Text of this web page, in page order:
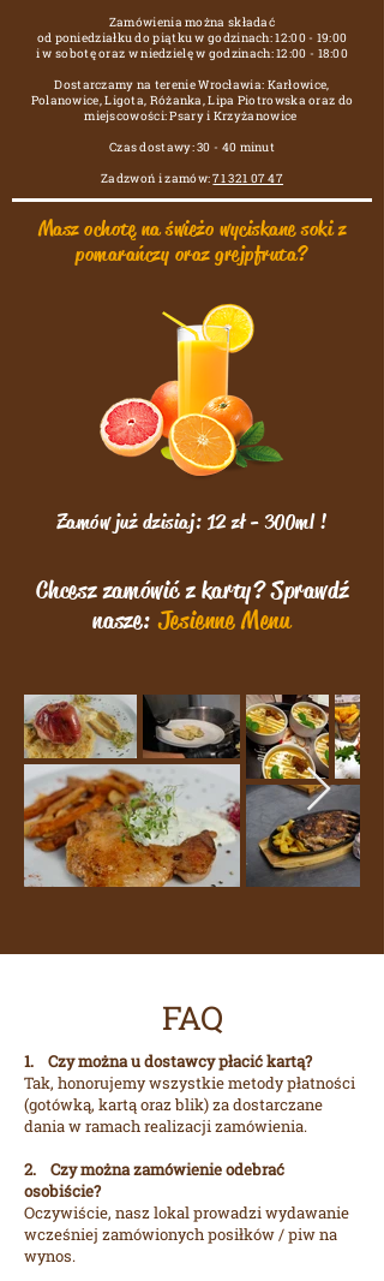
Zamówienia można składać
od poniedziałku do piątku w godzinach: 12:00 - 19:00
i w sobotę oraz w niedzielę w godzinach: 12:00 - 18:00
Dostarczamy na terenie Wrocławia: Karłowice,
Polanowice, Ligota, Różanka, Lipa Piotrowska oraz do
miejscowości: Psary i Krzyżanowice
Czas dostawy: 30 - 40 minut
Zadzwońi zamów:71 321 07 47
Masz ochotę na świeżo wyciskane soki z
pomarańczy oraz grejpfruta?
Zamów już dzisiaj: 12 zł - 300ml !
Chcesz zamówić z karty? Sprawdź
nasze:Jesienne Menu
FAQ
1. Czy można u dostawcy płacić kartą?
Tak, honorujemy wszystkie metody płatności
(gotówką, kartą oraz blik) za dostarczane
dania w ramach realizacji zamówienia.
2. Czy można zamówienie odebrać
osobiście?
Oczywiście, nasz lokal prowadzi wydawanie
wcześniej zamówionych posiłków / piw na
wynos.